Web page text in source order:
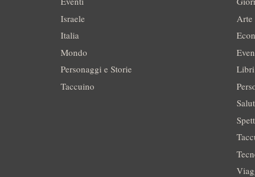
Israele
Italia
Mondo
Personaggi e Storie
Taccuino
Arte
Libri